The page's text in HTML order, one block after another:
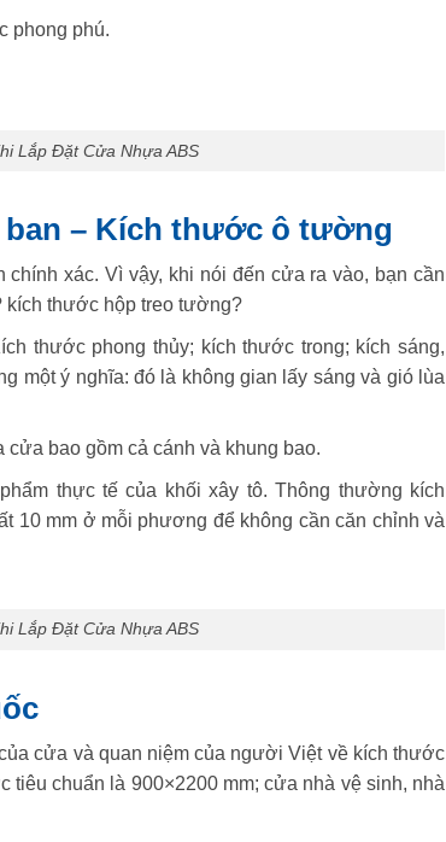
phong phú.
Lắp Đặt Cửa Nhựa ABS
– Kích thước ô tường
xác. Vì vậy, khi nói đến cửa ra vào, bạn cần
kích thước hộp treo tường?
thước phong thủy; kích thước trong; kích sáng,
một ý nghĩa: đó là không gian lấy sáng và gió lùa
bao gồm cả cánh và khung bao.
thực tế của khối xây tô. Thông thường kích
10 mm ở mỗi phương để không cần căn chỉnh và
Lắp Đặt Cửa Nhựa ABS
cửa và quan niệm của người Việt về kích thước
chuẩn là 900×2200 mm; cửa nhà vệ sinh, nhà